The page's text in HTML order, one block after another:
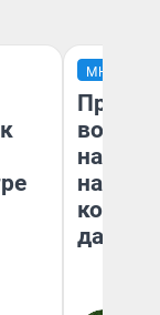
МНЕНИЕ
нам
даже